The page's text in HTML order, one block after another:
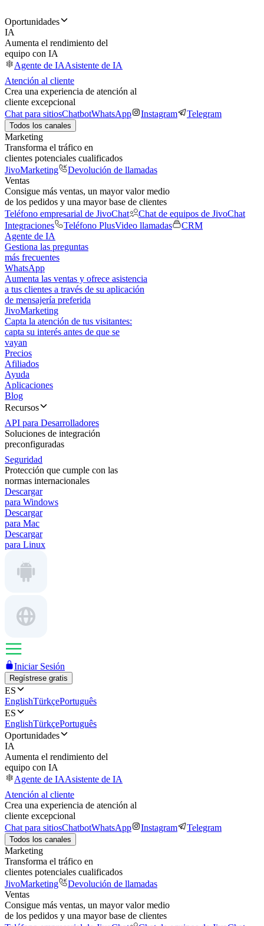
Oportunidades
IA
Aumenta el rendimiento del
equipo con IA
Agente de IAAsistente de IA
Atención al cliente
Crea una experiencia de atención al
cliente excepcional
Chat para sitiosChatbotWhatsApp Instagram Telegram
Todos los canales
Marketing
Transforma el tráfico en
clientes potenciales cualificados
JivoMarketing
Devolución de llamadas
Ventas
Consigue más ventas, un mayor valor medio
de los pedidos y una mayor base de clientes
Teléfono empresarial de JivoChat
Chat de equipos de JivoChat
Integraciones
Teléfono PlusVideo llamadas
CRM
Agente de IA
Gestiona las preguntas
más frecuentes
WhatsApp
Aumenta las ventas y ofrece asistencia
a tus clientes a través de su aplicación
de mensajería preferida
JivoMarketing
Capta la atención de tus visitantes:
capta su interés antes de que se
vayan
Precios
Afiliados
Ayuda
Aplicaciones
Blog
Recursos
API para Desarrolladores
Soluciones de integración
preconfiguradas
Seguridad
Protección que cumple con las
normas internacionales
Descargar
para Windows
Descargar
para Mac
Descargar
para Linux
Iniciar Sesión
Regístrese gratis
ES
EnglishTürkçePortuguês
ES
EnglishTürkçePortuguês
Oportunidades
IA
Aumenta el rendimiento del
equipo con IA
Agente de IAAsistente de IA
Atención al cliente
Crea una experiencia de atención al
cliente excepcional
Chat para sitiosChatbotWhatsApp Instagram Telegram
Todos los canales
Marketing
Transforma el tráfico en
clientes potenciales cualificados
JivoMarketing
Devolución de llamadas
Ventas
Consigue más ventas, un mayor valor medio
de los pedidos y una mayor base de clientes